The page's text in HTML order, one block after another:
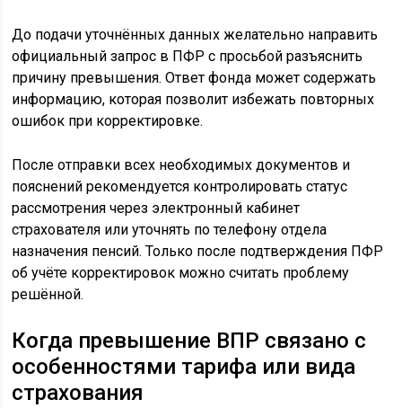
До подачи уточнённых данных желательно направить
официальный запрос в ПФР с просьбой разъяснить
причину превышения. Ответ фонда может содержать
информацию, которая позволит избежать повторных
ошибок при корректировке.
После отправки всех необходимых документов и
пояснений рекомендуется контролировать статус
рассмотрения через электронный кабинет
страхователя или уточнять по телефону отдела
назначения пенсий. Только после подтверждения ПФР
об учёте корректировок можно считать проблему
решённой.
Когда превышение ВПР связано с
особенностями тарифа или вида
страхования